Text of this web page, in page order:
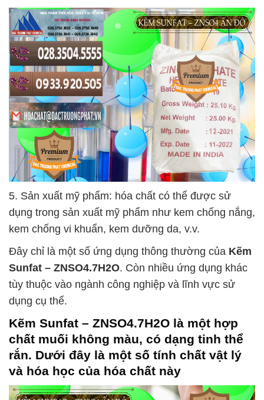
5. Sản xuất mỹ phẩm: hóa chất có thể được sử
dụng trong sản xuất mỹ phẩm như kem chống nắng,
kem chống vi khuẩn, kem dưỡng da, v.v.
Đây chỉ là một số ứng dụng thông thường của Kẽm
Sunfat – ZNSO4.7H2O. Còn nhiều ứng dụng khác
tùy thuộc vào ngành công nghiệp và lĩnh vực sử
dụng cụ thể.
Kẽm Sunfat – ZNSO4.7H2O là một hợp
chất muối không màu, có dạng tinh thể
rắn. Dưới đây là một số tính chất vật lý
và hóa học của hóa chất này